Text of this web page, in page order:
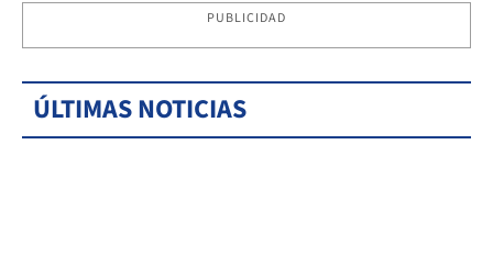
PUBLICIDAD
ÚLTIMAS NOTICIAS